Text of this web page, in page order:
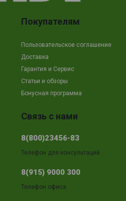
Покупателям
Пользовательское соглашение
Доставка
Гарантия и Сервис
Cтатьи и обзоры
Бонусная программа
Связь с нами
8(800)23456-83
Телефон для консультаций
8(915) 9000 300
Телефон офиса